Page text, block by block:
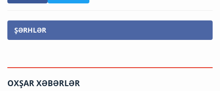
ŞƏRHLƏR
OXŞAR XƏBƏRLƏR